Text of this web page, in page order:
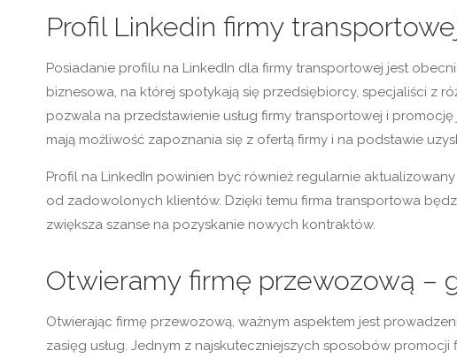
Profil Linkedin firmy
Posiadanie profilu na LinkedIn dla firmy transportowej jest
biznesowa, na której spotykają się przedsiębiorcy, specjaliści z
pozwala na przedstawienie usług firmy transportowej i
mają możliwość zapoznania się z ofertą firmy i na podstawie
Profil na LinkedIn powinien być również regularnie
od zadowolonych klientów. Dzięki temu firma transportowa
zwiększa szanse na pozyskanie nowych kontraktów.
Otwieramy firmę przewozową –
Otwierając firmę przewozową, ważnym aspektem jest
zasięg usług. Jednym z najskuteczniejszych sposobów